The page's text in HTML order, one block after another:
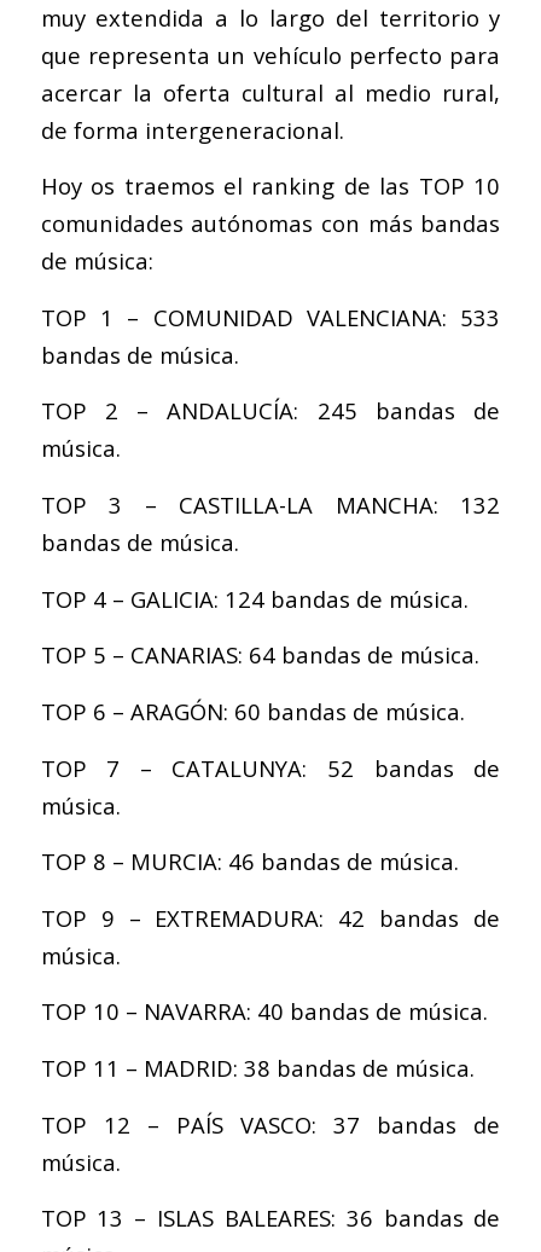
muy extendida a lo largo del territorio y
que representa un vehículo perfecto para
acercar la oferta cultural al medio rural,
de forma intergeneracional.
Hoy os traemos el ranking de las TOP 10
comunidades autónomas con más bandas
de música:
TOP 1 – COMUNIDAD VALENCIANA: 533
bandas de música.
TOP 2 – ANDALUCÍA: 245 bandas de
música.
TOP 3 – CASTILLA-LA MANCHA: 132
bandas de música.
TOP 4 – GALICIA: 124 bandas de música.
TOP 5 – CANARIAS: 64 bandas de música.
TOP 6 – ARAGÓN: 60 bandas de música.
TOP 7 – CATALUNYA: 52 bandas de
música.
TOP 8 – MURCIA: 46 bandas de música.
TOP 9 – EXTREMADURA: 42 bandas de
música.
TOP 10 – NAVARRA: 40 bandas de música.
TOP 11 – MADRID: 38 bandas de música.
TOP 12 – PAÍS VASCO: 37 bandas de
música.
TOP 13 – ISLAS BALEARES: 36 bandas de